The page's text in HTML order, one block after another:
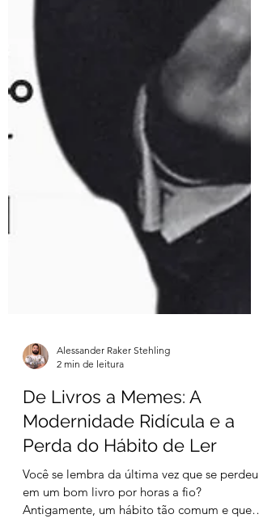
Alessander Raker Stehling
De Livros a Memes: A
Modernidade Ridícula e a
Perda do Hábito de Ler
Você se lembra da última vez que se perdeu